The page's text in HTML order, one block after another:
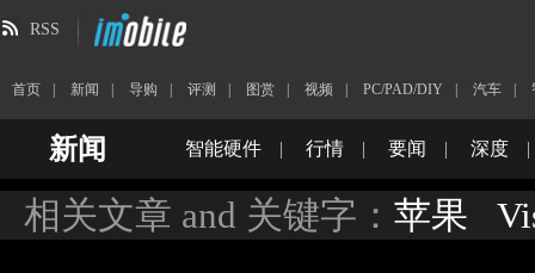
RSS
首页 新闻 导购 评测 图赏 视频 PC/PAD/DIY 汽车
新闻 智能硬件 | 行情 | 要闻 | 深度 |
相关文章 and 关键字： 苹果